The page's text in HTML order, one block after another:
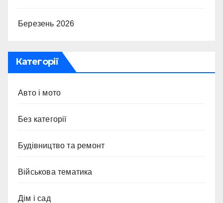
Березень 2026
Категорії
Авто і мото
Без категорії
Будівництво та ремонт
Військова тематика
Дім і сад